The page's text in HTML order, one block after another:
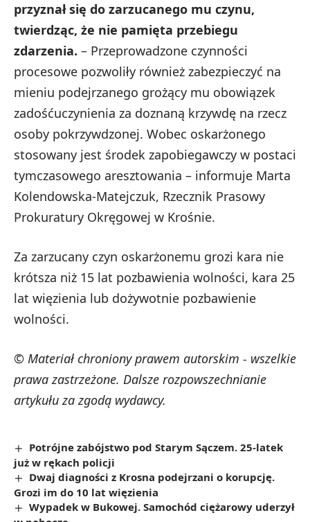
przyznał się do zarzucanego mu czynu,
twierdząc, że nie pamięta przebiegu
zdarzenia. – Przeprowadzone czynności
procesowe pozwoliły również zabezpieczyć na
mieniu podejrzanego grożący mu obowiązek
zadośćuczynienia za doznaną krzywdę na rzecz
osoby pokrzywdzonej. Wobec oskarżonego
stosowany jest środek zapobiegawczy w postaci
tymczasowego aresztowania – informuje Marta
Kolendowska-Matejczuk, Rzecznik Prasowy
Prokuratury Okręgowej w Krośnie.
Za zarzucany czyn oskarżonemu grozi kara nie
krótsza niż 15 lat pozbawienia wolności, kara 25
lat więzienia lub dożywotnie pozbawienie
wolności.
© Materiał chroniony prawem autorskim - wszelkie
prawa zastrzeżone. Dalsze rozpowszechnianie
artykułu za zgodą wydawcy.
Potrójne zabójstwo pod Starym Sączem. 25-latek
już w rękach policji
Dwaj diagności z Krosna podejrzani o korupcję.
Grozi im do 10 lat więzienia
Wypadek w Bukowej. Samochód ciężarowy uderzył